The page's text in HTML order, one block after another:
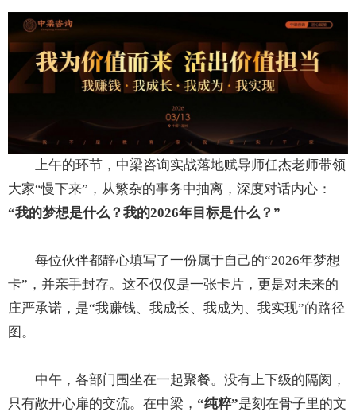
上午的环节，中梁咨询实战落地赋导师任杰老师带领
大家“慢下来”，从繁杂的事务中抽离，深度对话内心：
“我的梦想是什么？我的2026年目标是什么？”
每位伙伴都静心填写了一份属于自己的“2026年梦想
卡”，并亲手封存。这不仅仅是一张卡片，更是对未来的
庄严承诺，是“我赚钱、我成长、我成为、我实现”的路径
图。
中午，各部门围坐在一起聚餐。没有上下级的隔阂，
只有敞开心扉的交流。在中梁， “纯粹”是刻在骨子里的文